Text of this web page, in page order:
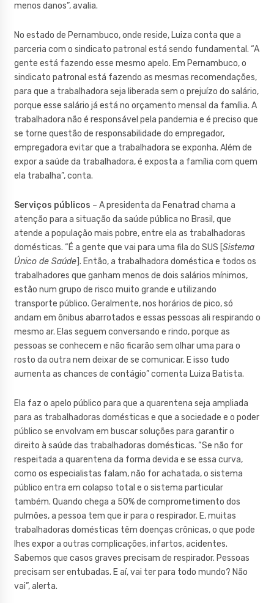
menos danos”, avalia.
No estado de Pernambuco, onde reside, Luiza conta que a
parceria com o sindicato patronal está sendo fundamental. “A
gente está fazendo esse mesmo apelo. Em Pernambuco, o
sindicato patronal está fazendo as mesmas recomendações,
para que a trabalhadora seja liberada sem o prejuízo do salário,
porque esse salário já está no orçamento mensal da família. A
trabalhadora não é responsável pela pandemia e é preciso que
se torne questão de responsabilidade do empregador,
empregadora evitar que a trabalhadora se exponha. Além de
expor a saúde da trabalhadora, é exposta a família com quem
ela trabalha”, conta.
Serviços públicos – A presidenta da Fenatrad chama a
atenção para a situação da saúde pública no Brasil, que
atende a população mais pobre, entre ela as trabalhadoras
domésticas. “É a gente que vai para uma fila do SUS [Sistema
Único de Saúde]. Então, a trabalhadora doméstica e todos os
trabalhadores que ganham menos de dois salários mínimos,
estão num grupo de risco muito grande e utilizando
transporte público. Geralmente, nos horários de pico, só
andam em ônibus abarrotados e essas pessoas ali respirando o
mesmo ar. Elas seguem conversando e rindo, porque as
pessoas se conhecem e não ficarão sem olhar uma para o
rosto da outra nem deixar de se comunicar. E isso tudo
aumenta as chances de contágio” comenta Luiza Batista.
Ela faz o apelo público para que a quarentena seja ampliada
para as trabalhadoras domésticas e que a sociedade e o poder
público se envolvam em buscar soluções para garantir o
direito à saúde das trabalhadoras domésticas. “Se não for
respeitada a quarentena da forma devida e se essa curva,
como os especialistas falam, não for achatada, o sistema
público entra em colapso total e o sistema particular
também. Quando chega a 50% de comprometimento dos
pulmões, a pessoa tem que ir para o respirador. E, muitas
trabalhadoras domésticas têm doenças crônicas, o que pode
lhes expor a outras complicações, infartos, acidentes.
Sabemos que casos graves precisam de respirador. Pessoas
precisam ser entubadas. E aí, vai ter para todo mundo? Não
vai”, alerta.